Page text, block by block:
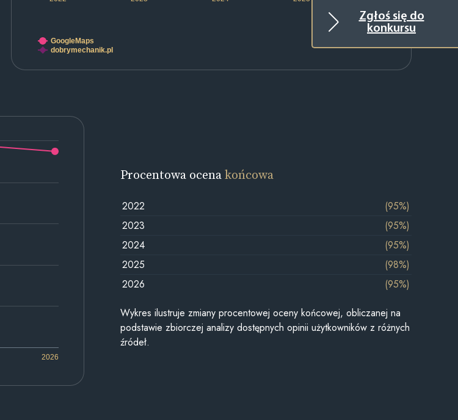
Zgłoś się do
konkursu
GoogleMaps
dobrymechanik.pl
2026
Procentowa ocenakońcowa
2022
(95%)
2023
(95%)
2024
(95%)
2025
(98%)
2026
(95%)
Wykres ilustruje zmiany procentowej oceny końcowej, obliczanej na
podstawie zbiorczej analizy dostępnych opinii użytkowników z różnych
źródeł.